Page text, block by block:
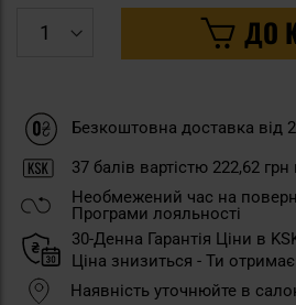
ДО
Безкоштовна доставка від
37 балів вартістю 222,62 грн
Необмежений час на
Програми лояльності
30-Денна Гарантія Ціни в
Ціна знизиться - Ти
Наявність уточнюйте в